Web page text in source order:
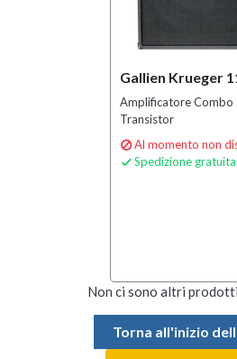
Gallien Krueger
Amplificatore Combo
Transistor
Al momento non
 Spedizione gratuita
Non ci sono altri
Torna all'inizio